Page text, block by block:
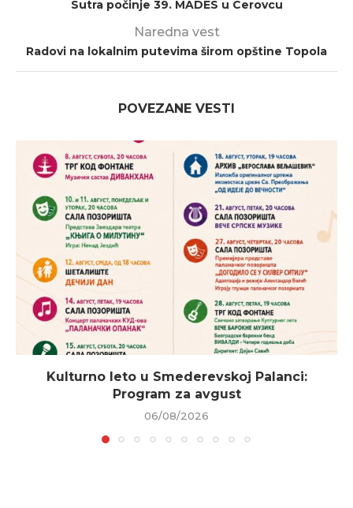
Sutra počinje 39. MADES u Cerovcu
Naredna vest
Radovi na lokalnim putevima širom opštine Topola
POVEZANE VESTI
Kulturno leto u Smederevskoj Palanci:
Program za avgust
06/08/2026